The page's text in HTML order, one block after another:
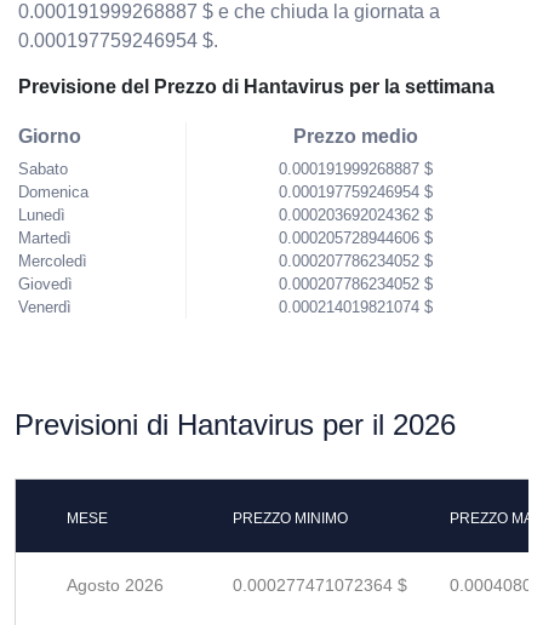
0.000191999268887 $ e che chiuda la giornata a
0.000197759246954 $.
Previsione del Prezzo di Hantavirus per la settimana
Giorno
Sabato
Domenica
Lunedì
Martedì
Mercoledì
Giovedì
Venerdì
Prezzo medio
0.000191999268887 $
0.000197759246954 $
0.000203692024362 $
0.000205728944606 $
0.000207786234052 $
0.000207786234052 $
0.000214019821074 $
Previsioni di Hantavirus per il 2026
MESE PREZZO MINIMO PREZZO
Agosto 2026 0.000277471072364 $